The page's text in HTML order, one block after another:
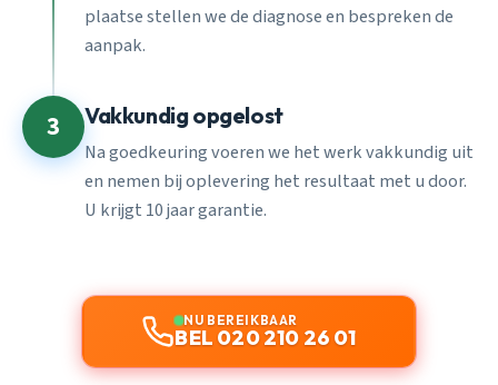
plaatse stellen we de diagnose en bespreken de
aanpak.
3 Vakkundig opgelost
Na goedkeuring voeren we het werk vakkundig uit
en nemen bij oplevering het resultaat met u door.
U krijgt 10 jaar garantie.
NU BEREIKBAAR
BEL 020 210 26 01